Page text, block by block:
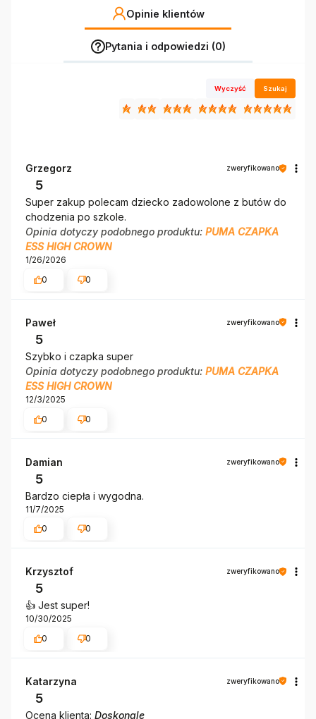
Opinie klientów
Pytania i odpowiedzi (0)
Wyczyść Szukaj
Grzegorz zweryfikowano
5
Super zakup polecam dziecko zadowolone z butów do
chodzenia po szkole.
Opinia dotyczy podobnego produktu: PUMA CZAPKA
ESS HIGH CROWN
1/26/2026
0
0
Paweł zweryfikowano
5
Szybko i czapka super
Opinia dotyczy podobnego produktu: PUMA CZAPKA
ESS HIGH CROWN
12/3/2025
0
0
Damian zweryfikowano
5
Bardzo ciepła i wygodna.
11/7/2025
0
0
Krzysztof zweryfikowano
5
👍️ Jest super!
10/30/2025
0
0
Katarzyna zweryfikowano
5
Ocena klienta: Doskonale